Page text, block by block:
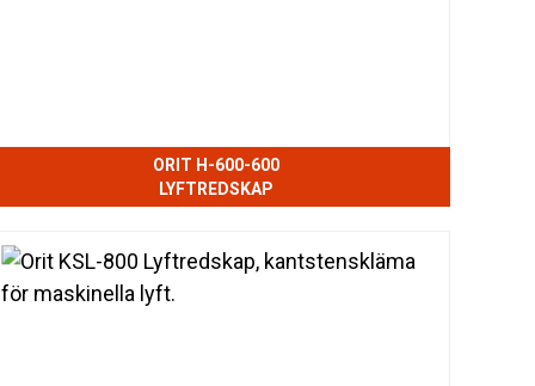
ORIT H-600-600
LYFTREDSKAP